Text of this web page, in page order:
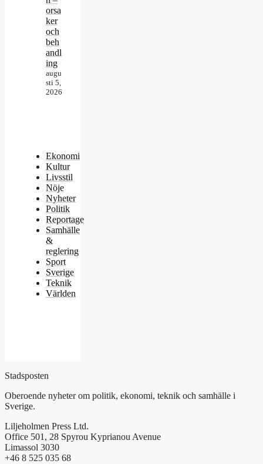
orsa
ker
och
beh
andl
ing
augu
sti 5,
2026
Ekonomi
Kultur
Livsstil
Nöje
Nyheter
Politik
Reportage
Samhälle
&
reglering
Sport
Sverige
Teknik
Världen
Stadsposten
Oberoende nyheter om politik, ekonomi, teknik och samhälle i
Sverige.
Liljeholmen Press Ltd.
Office 501, 28 Spyrou Kyprianou Avenue
Limassol 3030
+46 8 525 035 68